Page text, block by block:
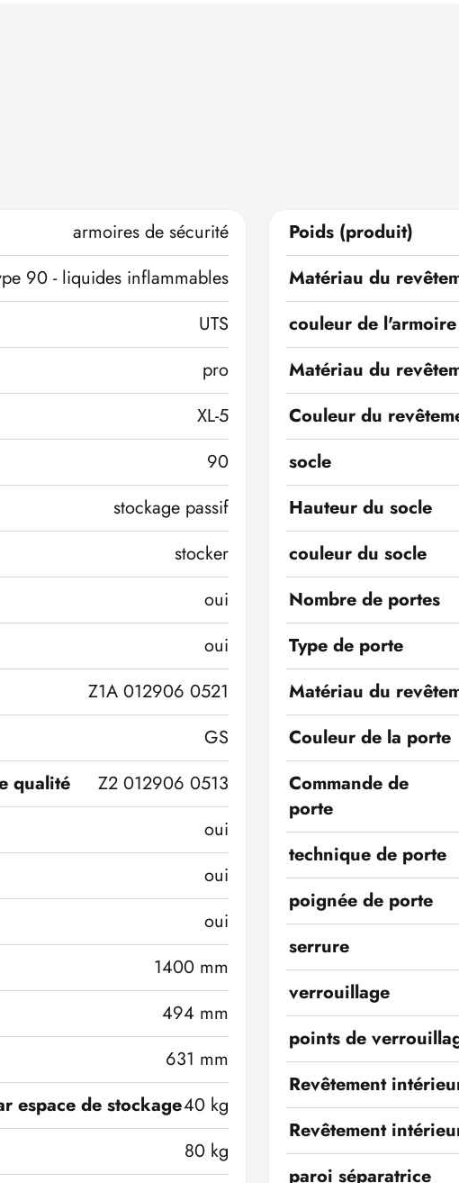
armoires de sécurité
90 - liquides inflammables
UTS
pro
XL-5
90
stockage passif
stocker
oui
oui
Z1A 012906 0521
GS
qualité
Z2 012906 0513
oui
oui
oui
1400 mm
494 mm
631 mm
espace de stockage40 kg
80 kg
Poids (produit)
Matériau du
couleur de l'armoire
Matériau du
Couleur du
socle
Hauteur du socle
couleur du socle
Nombre de portes
Type de porte
Matériau du
Couleur de la porte
Commande de
porte
technique de porte
poignée de porte
serrure
verrouillage
points de
Revêtement
Revêtement
paroi séparatrice